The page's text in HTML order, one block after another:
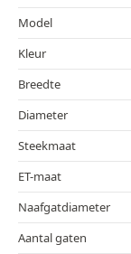
Model
Kleur
Breedte
Diameter
Steekmaat
ET-maat
Naafgatdiameter
Aantal gaten